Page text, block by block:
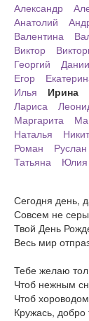
Александр
Анатолий
Валентина
Виктор
Георгий
Егор
Илья
Ирина
Лариса
Маргарита
Наталья
Роман
Руслан
Татьяна
Юлия
Сегодня день,
Совсем не
Твой День
Весь мир
Тебе желаю
Чтоб нежным
Чтоб
Кружась, добро